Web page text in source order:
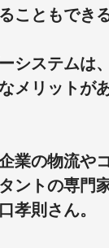
こともできる
システムは
メリットが
業の物流や
ントの専門
孝則さん。